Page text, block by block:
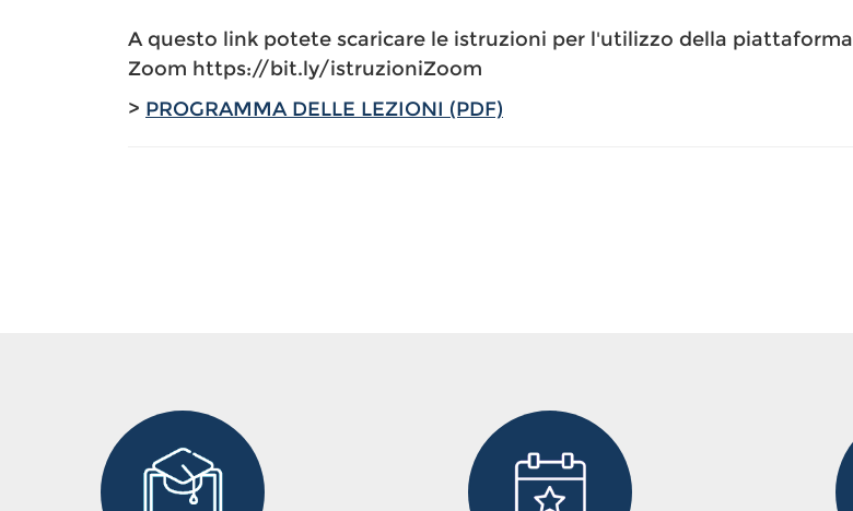
A questo link potete scaricare le istruzioni per l'utilizzo della piattaforma
Zoom https://bit.ly/istruzioniZoom
> PROGRAMMA DELLE LEZIONI (PDF)